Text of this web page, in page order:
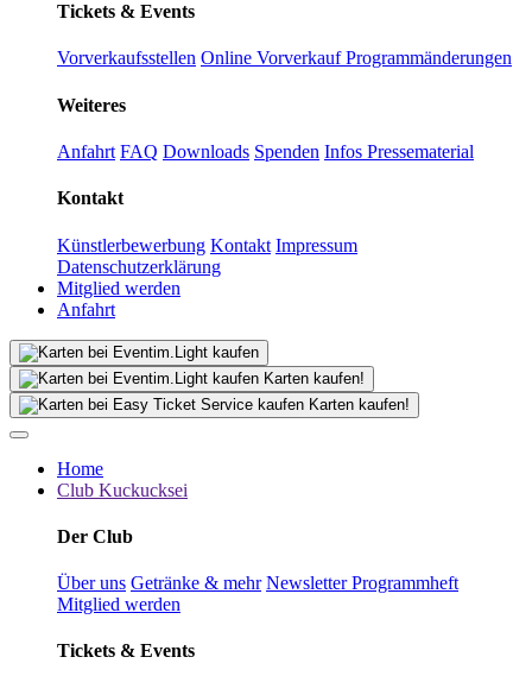
Tickets & Events
Vorverkaufsstellen Online VorverkaufProgrammänderungen
Weiteres
Anfahrt FAQ Downloads Spenden Infos Pressematerial
Kontakt
Künstlerbewerbung Kontakt Impressum
Datenschutzerklärung
Mitglied werden
Anfahrt
Karten kaufen!
Karten kaufen!
Home
Club Kuckucksei
Der Club
Über uns Getränke & mehr NewsletterProgrammheft
Mitglied werden
Tickets & Events